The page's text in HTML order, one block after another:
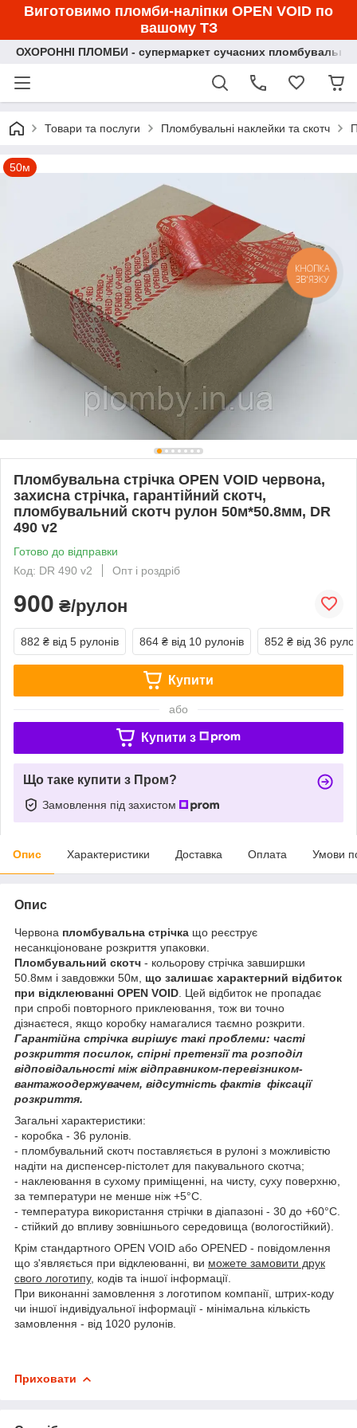
Виготовимо пломби-наліпки OPEN VOID по
вашому ТЗ
ОХОРОННІ ПЛОМБИ - супермаркет сучасних пломбувальних
Товари та послуги Пломбувальні наклейки та скотч
50м
Пломбувальна стрічка OPEN VOID червона,
захисна стрічка, гарантійний скотч,
пломбувальний скотч рулон 50м*50.8мм, DR
490 v2
Готово до відправки
Код: DR 490 v2
Опт і роздріб
900 ₴/рулон
882 ₴ від 5 рулонів 864 ₴ від 10 рулонів 852 ₴ від 36
Купити
або
Купити з
Що таке купити з Пром?
Замовлення під захистом
Опис Характеристики Доставка Оплата Умови
Опис
Червона пломбувальна стрічка що реєструє
несанкціоноване розкриття упаковки.
Пломбувальний скотч - кольорову стрічка завширшки
50.8мм і завдовжки 50м, що залишає характерний відбиток
при відклеюванні OPEN VOID . Цей відбиток не пропадає
при спробі повторного приклеювання, тож ви точно
дізнаєтеся, якщо коробку намагалися таємно розкрити.
Гарантійна стрічка вирішує такі проблеми: часті
розкриття посилок, спірні претензії та розподіл
відповідальності між відправником-перевізником-
вантажоодержувачем, відсутність фактів фіксації
розкриття.
Загальні характеристики:
- коробка - 36 рулонів.
- пломбувальний скотч поставляється в рулоні з можливістю
надіти на диспенсер-пістолет для пакувального скотча;
- наклеювання в сухому приміщенні, на чисту, суху поверхню,
за температури не менше ніж +5°С.
- температура використання стрічки в діапазоні - 30 до +60°С.
- стійкий до впливу зовнішнього середовища (вологостійкий).
Крім стандартного OPEN VOID або OPENED - повідомлення
що з'являється при відклеюванні, ви можете замовити друк
свого логотипу, кодів та іншої інформації.
При виконанні замовлення з логотипом компанії, штрих-коду
чи іншої індивідуальної інформації - мінімальна кількість
замовлення - від 1020 рулонів.
Приховати
КНОПКА
ЗВ'ЯЗКУ